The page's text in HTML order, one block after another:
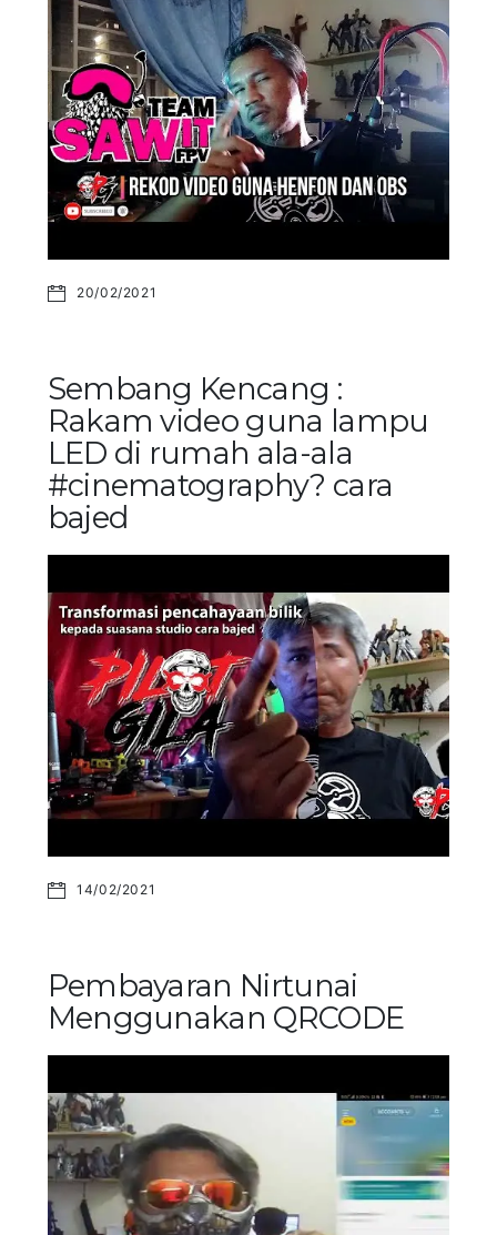
20/02/2021
Sembang Kencang :
Rakam video guna lampu
LED di rumah ala-ala
#cinematography? cara
bajed
14/02/2021
Pembayaran Nirtunai
Menggunakan QRCODE